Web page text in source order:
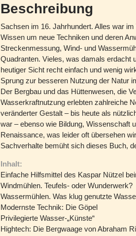
Beschreibung
Sachsen im 16. Jahrhundert. Alles war
Wissen um neue Techniken und deren
Streckenmessung, Wind- und
Quadranten. Vieles, was damals erdacht
heutiger Sicht recht einfach und wenig
Sprung zur besseren Nutzung der Natur
Der Bergbau und das Hüttenwesen, die
Wasserkraftnutzung erlebten zahlreiche
veränderter Gestalt – bis heute als
war – ebenso wie Bildung, Wissenschaft
Renaissance, was leider oft übersehen
Sachverhalte bemüht sich dieses Buch,
Inhalt:
Einfache Hilfsmittel des Kaspar Nützel
Windmühlen. Teufels- oder Wunderwerk?
Wassermühlen. Was klug genutzte
Modernste Technik: Die Göpel
Privilegierte Wasser-„Künste“
Hightech: Die Bergwaage von Abraham